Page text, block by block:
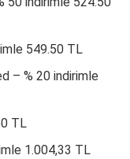
549.50 TL
– % 20 indirimle
TL
1.004,33 TL